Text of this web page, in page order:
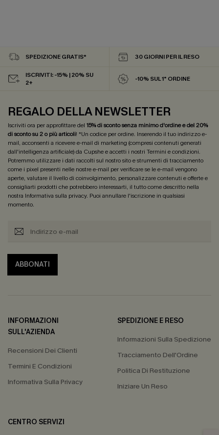
SPEDIZIONE GRATIS* 30 GIORNI PER IL RESO
ISCRIVITI: -15% | 20% SU
2+
-10% SUL 1° ORDINE
REGALO DELLA NEWSLETTER
Iscriviti ora per approfittare del 15% di sconto senza minimo d'ordine e del 20%
di sconto su 2 o più articoli! *Un codice per ordine. Inserendo il tuo indirizzo e-
mail, acconsenti a ricevere e-mail di marketing (compresi contenuti generati
dall'intelligenza artificiale) da Cupshe e accetti i nostri Termini e condizioni.
Potremmo utilizzare i dati raccolti sul nostro sito e strumenti di tracciamento
come i pixel presenti nelle nostre e-mail per verificare se le e-mail vengono
aperte, valutare il livello di coinvolgimento, personalizzare contenuti e offerte e
consigliarti prodotti che potrebbero interessarti, il tutto come descritto nella
nostra Informativa sulla privacy. Puoi annullare l'iscrizione in qualsiasi
momento.
ABBONATI
INFORMAZIONI
SULL'AZIENDA
Recensioni Dei Clienti
Termini E Condizioni
Informativa Sulla Privacy
SPEDIZIONE E RESO
Informazioni Sulla Spedizione
Tracciamento Dell'Ordine
Politica Di Restituzione
Iniziare Un Reso
CENTRO SERVIZI